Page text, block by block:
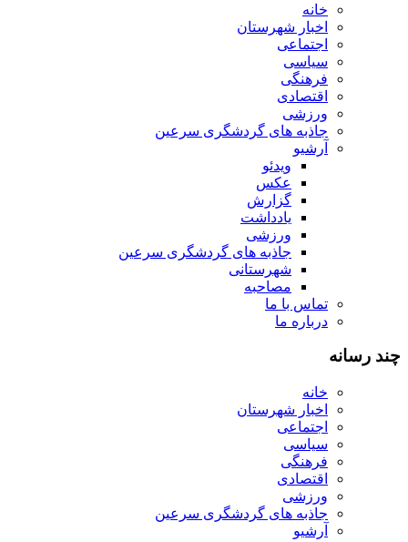
خانه
اخبار شهرستان
اجتماعی
سیاسی
فرهنگی
اقتصادی
ورزشی
جاذبه های گردشگری سرعین
آرشیو
ویدئو
عکس
گزارش
یادداشت
ورزشی
جاذبه های گردشگری سرعین
شهرستانی
مصاحبه
تماس با ما
درباره ما
چند رسانه
خانه
اخبار شهرستان
اجتماعی
سیاسی
فرهنگی
اقتصادی
ورزشی
جاذبه های گردشگری سرعین
آرشیو